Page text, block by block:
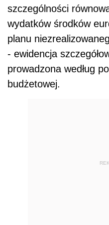
szczególności
wydatków środków
planu
- ewidencja
prowadzona według
budżetowej.